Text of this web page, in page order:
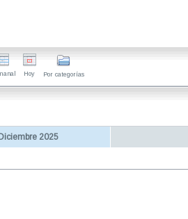
Hoy Por categorías
2025